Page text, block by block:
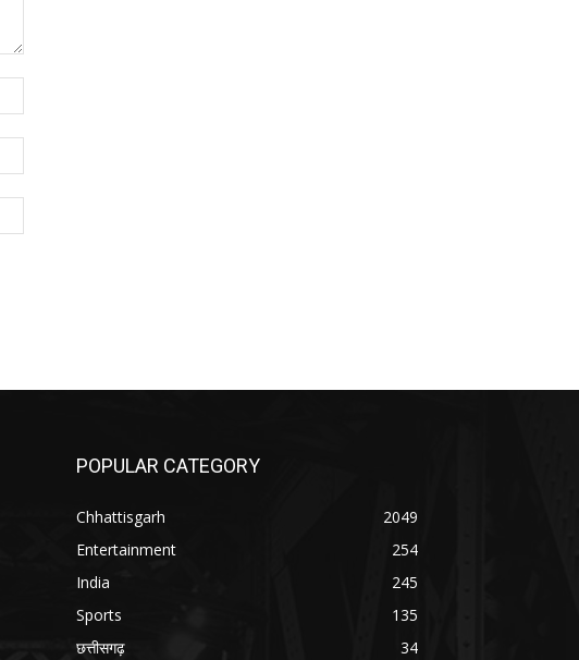
POPULAR CATEGORY
Chhattisgarh
2049
Entertainment
254
India
245
Sports
135
छत्तीसगढ़
34